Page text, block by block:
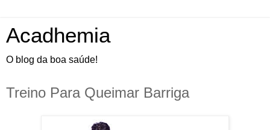
Acadhemia
O blog da boa saúde!
Treino Para Queimar Barriga